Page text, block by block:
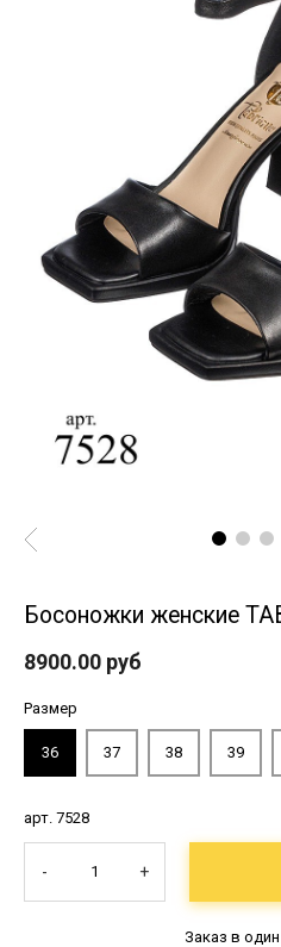
Босоножки женские
8900.00 руб
Размер
36 37 38 39
арт. 7528
- +
Заказ в